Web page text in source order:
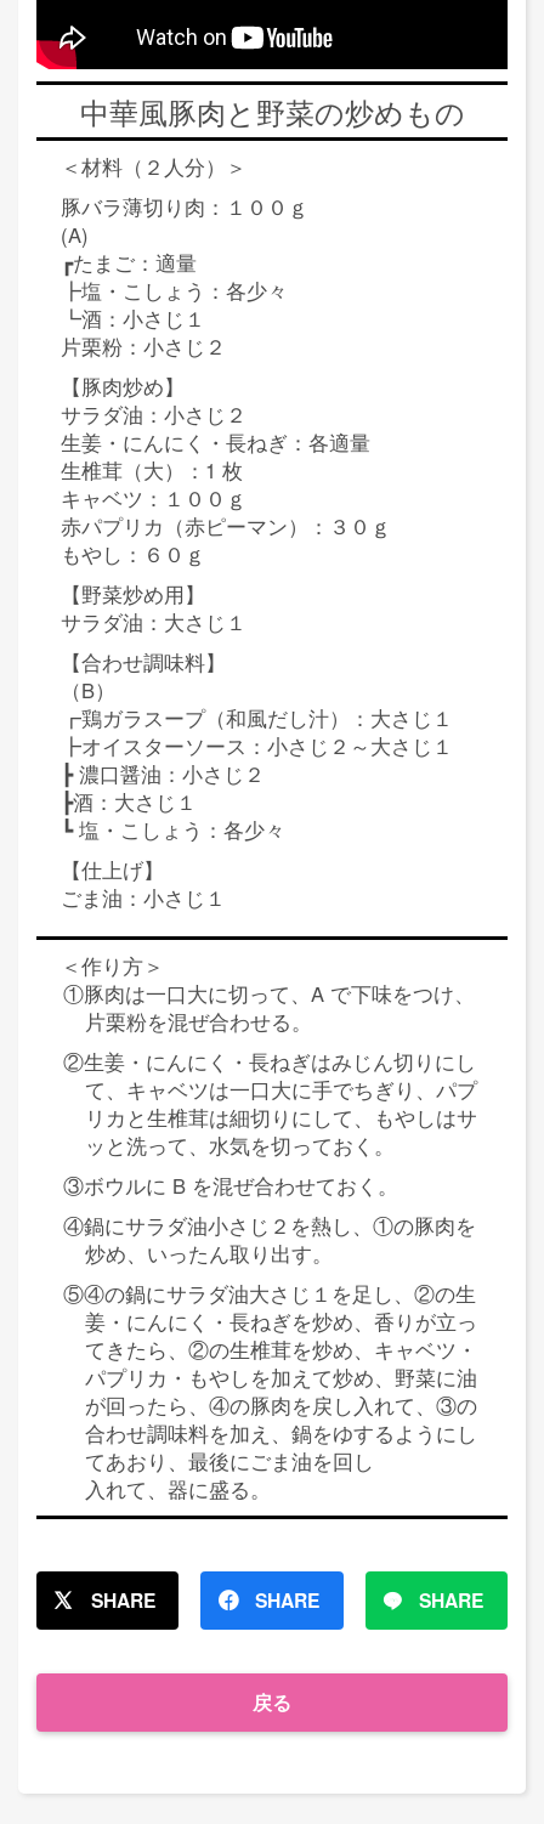
中華風豚肉と野菜の炒めもの
＜材料（２人分）＞
豚バラ薄切り肉：１００ｇ
(A)
┏たまご：適量
┣塩・こしょう：各少々
┗酒：小さじ１
片栗粉：小さじ２
【豚肉炒め】
サラダ油：小さじ２
生姜・にんにく・長ねぎ：各適量
生椎茸（大）：1 枚
キャベツ：１００ｇ
赤パプリカ（赤ピーマン）：３０ｇ
もやし：６０ｇ
【野菜炒め用】
サラダ油：大さじ１
【合わせ調味料】
（B）
┏鶏ガラスープ（和風だし汁）：大さじ１
┣オイスターソース：小さじ２～大さじ１
┣ 濃口醤油：小さじ２
┣酒：大さじ１
┗ 塩・こしょう：各少々
【仕上げ】
ごま油：小さじ１
＜作り方＞
①豚肉は一口大に切って、A で下味をつけ、
片栗粉を混ぜ合わせる。
②生姜・にんにく・長ねぎはみじん切りにし
て、キャベツは一口大に手でちぎり、パプ
リカと生椎茸は細切りにして、もやしはサ
ッと洗って、水気を切っておく。
③ボウルに B を混ぜ合わせておく。
④鍋にサラダ油小さじ２を熱し、①の豚肉を
炒め、いったん取り出す。
⑤④の鍋にサラダ油大さじ１を足し、②の生
姜・にんにく・長ねぎを炒め、香りが立っ
てきたら、②の生椎茸を炒め、キャベツ・
パプリカ・もやしを加えて炒め、野菜に油
が回ったら、④の豚肉を戻し入れて、③の
合わせ調味料を加え、鍋をゆするようにし
てあおり、最後にごま油を回し
入れて、器に盛る。
SHARE SHARE SHARE
戻る